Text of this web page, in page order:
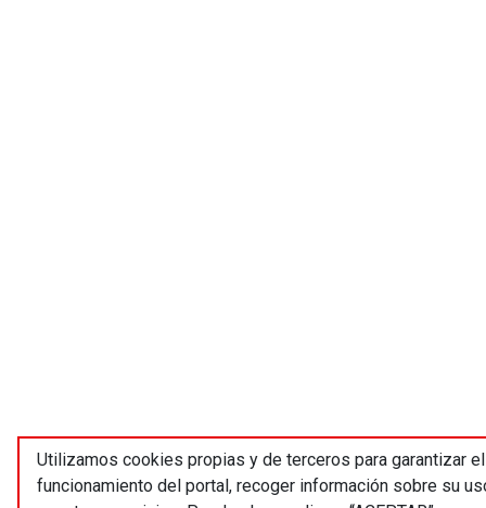
Utilizamos cookies propias y de terceros para garantizar
funcionamiento del portal, recoger información sobre su